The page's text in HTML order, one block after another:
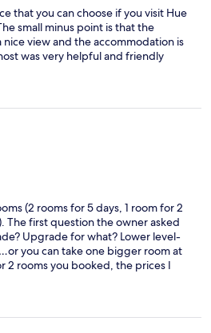
that you can choose if you visit Hue
small minus point is that the
nice view and the accommodation is
was very helpful and friendly
(2 rooms for 5 days, 1 room for 2
The first question the owner asked
Upgrade for what? Lower level-
you can take one bigger room at
2 rooms you booked, the prices I
was years ago, now they are
want to continue the